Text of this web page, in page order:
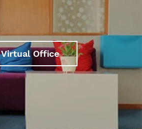
Virtual Office